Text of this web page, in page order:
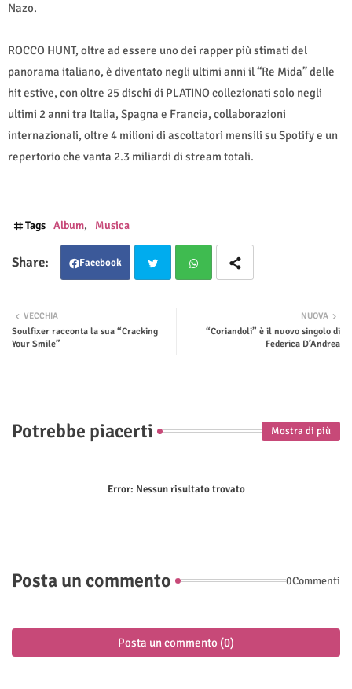
Nazo.
ROCCO HUNT, oltre ad essere uno dei rapper più stimati del
panorama italiano, è diventato negli ultimi anni il “Re Mida” delle
hit estive, con oltre 25 dischi di PLATINO collezionati solo negli
ultimi 2 anni tra Italia, Spagna e Francia, collaborazioni
internazionali, oltre 4 milioni di ascoltatori mensili su Spotify e un
repertorio che vanta 2.3 miliardi di stream totali.
Tags Album Musica
Facebook
ter
NUOVA
“Coriandoli” è il nuovo singolo di
Federica D’Andrea
VECCHIA
Soulfixer racconta la sua “Cracking
Your Smile”
Potrebbe piacerti Mostra di più
Error: Nessun risultato trovato
Posta un commento 0Commenti
Posta un commento (0)